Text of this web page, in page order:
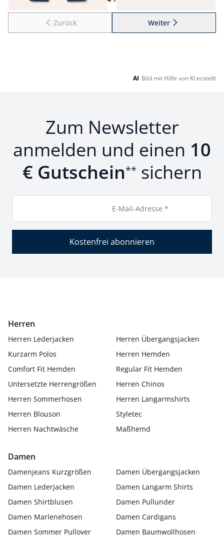
Zurück Weiterzu Seite 2
AI Bild mit Hilfe von KI erstellt
Zum Newsletter
anmelden und einen 10
€ Gutschein** sichern
E-Mail-Adresse *
Kostenfrei abonnieren
Herren
Herren Lederjacken
Herren Übergangsjacken
Kurzarm Polos
Herren Hemden
Comfort Fit Hemden
Regular Fit Hemden
Untersetzte Herrengrößen
Herren Chinos
Herren Sommerhosen
Herren Langarmshirts
Herren Blouson
Styletec
Herren Nachtwäsche
Maßhemd
Damen
Damenjeans Kurzgrößen
Damen Übergangsjacken
Damen Lederjacken
Damen Langarm Shirts
Damen Shirtblusen
Damen Pullunder
Damen Marlenehosen
Damen Cardigans
Damen Sommer Pullover
Damen Baumwollhosen